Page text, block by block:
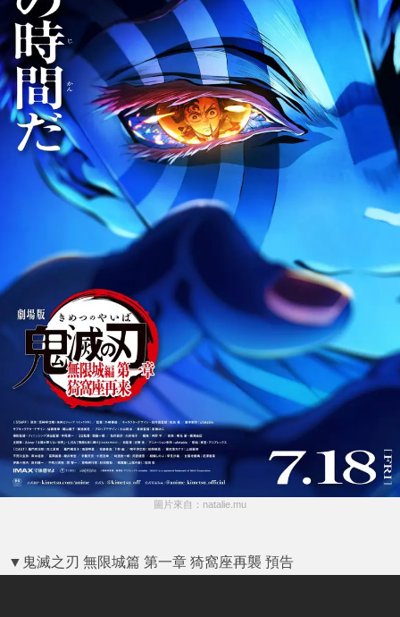
圖片來自：natalie.mu
▼鬼滅之刃 無限城篇 第一章 猗窩座再襲 預告